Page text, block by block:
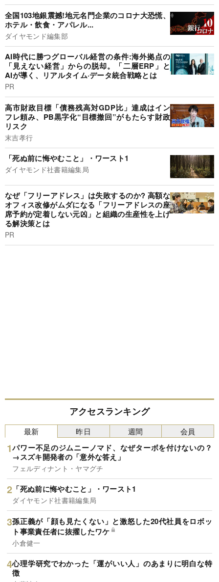
全国103地銀震撼!地元名門企業のコロナ大恐慌、
ホテル・飲食・アパレル...
ダイヤモンド編集部
AI時代に勝つグローバル経営の条件:海外拠点の
「見えない経営」からの脱却。「二層ERP」と
AIが導く、リアルタイム·データ統合戦略とは
PR
高市財政目標「債務残高対GDP比」達成はイン
フレ頼み、PB黒字化“目標撤回”がもたらす財政
リスク
末吉孝行
「死ぬ前に悔やむこと」・ワースト1
ダイヤモンド社書籍編集局
なぜ「フリーアドレス」は失敗するのか? 高額な
オフィス改修がムダになる「フリーアドレスの座
席予約が定着しない元凶」と組織の生産性を上げ
る解決策とは
PR
アクセスランキング
最新
パワー不足のジムニーノマド、なぜターボを付けないの？
→スズキ開発者の「意外な答え」
フェルディナント・ヤマグチ
「死ぬ前に悔やむこと」・ワースト1
ダイヤモンド社書籍編集局
孫正義が「顔も見たくない」と激怒した20代社員をロボッ
ト事業責任者に抜擢したワケ
小倉健一
心理学研究でわかった「運がいい人」のあまりに明白な特
徴
昨日 週間 会員